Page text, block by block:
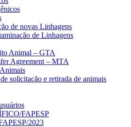
de novas Linhagens
de Linhagens
Animal – GTA
Agreement – MTA
solicitação e retirada de animais
FAPESP
2023